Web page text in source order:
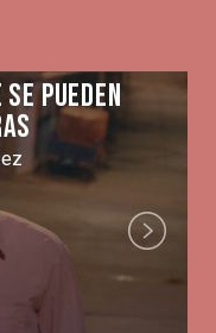
pueden
Next